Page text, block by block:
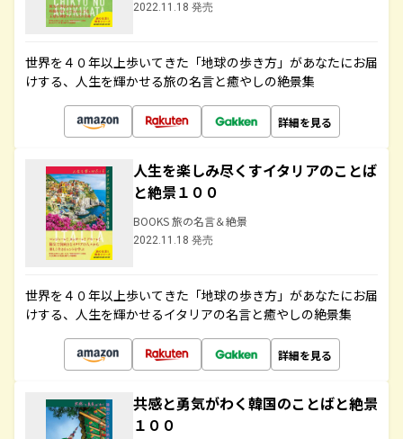
2022.11.18 発売
世界を４０年以上歩いてきた「地球の歩き方」があなたにお届
けする、人生を輝かせる旅の名言と癒やしの絶景集
詳細を見る
人生を楽しみ尽くすイタリアのことば
と絶景１００
BOOKS 旅の名言＆絶景
2022.11.18 発売
世界を４０年以上歩いてきた「地球の歩き方」があなたにお届
けする、人生を輝かせるイタリアの名言と癒やしの絶景集
詳細を見る
共感と勇気がわく韓国のことばと絶景
１００